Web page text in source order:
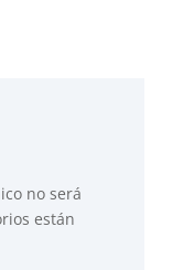
no será
están